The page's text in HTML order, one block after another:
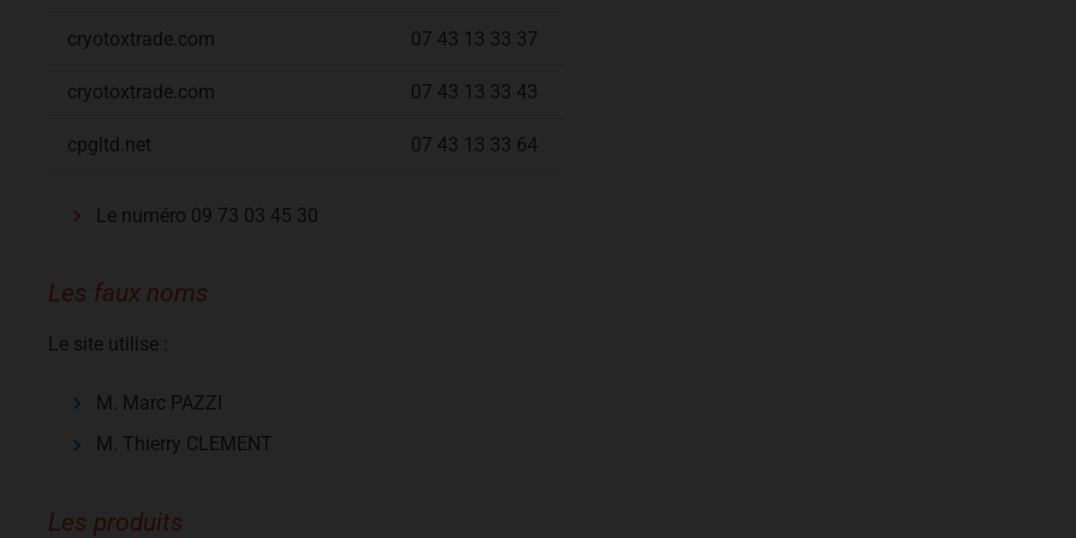
cryotoxtrade.com 07 43 13 33 37
cryotoxtrade.com 07 43 13 33 43
cpgltd.net 07 43 13 33 64
Le numéro 09 73 03 45 30
Les faux noms
Le site utilise :
M. Marc PAZZI
M. Thierry CLEMENT
Les produits